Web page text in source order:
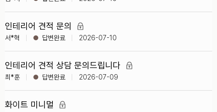
인테리어 견적 문의
서*혁 2026-07-10
인테리어 견적 상담 문의드립니다
최*훈 2026-07-09
화이트 미니멀